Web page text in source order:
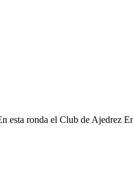
esta ronda el Club de Ajedrez